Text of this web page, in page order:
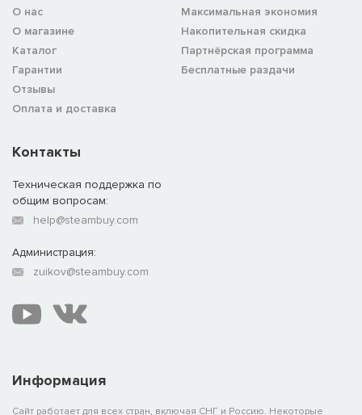
О нас
О магазине
Каталог
Гарантии
Отзывы
Оплата и доставка
Максимальная экономия
Накопительная скидка
Партнёрская программа
Бесплатные раздачи
Информация
Сайт работает для всех стран, включая СНГ и Россию. Некоторые
Контакты
Техническая поддержка по
общим вопросам:
help@steambuy.com
Администрация:
zuikov@steambuy.com